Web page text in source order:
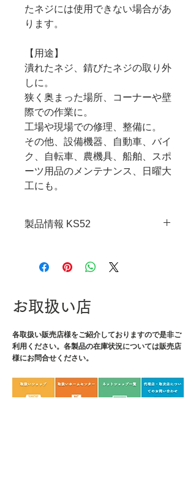
たネジには使用できない場合があ
ります。
【用途】
潰れたネジ、錆びたネジの取り外
しに。
狭く奥まった場所、コーナーや壁
際での作業に。
工場や現場での修理、整備に。
その他、設備機器、自動車、バイ
ク、自転車、農機具、船舶、スポ
ーツ用品のメンテナンス、日曜大
工にも。
製品情報 KS52
・セット点数：24
ミドルセット、DZ-70/GTドライ
ント、DR-29/Miniネジキャッ
チ、DR-95/マグバンド、PZ-61/
ネジザウルスZ Plus、PH-55G/鉄
腕ハサミGT、SL-96/LEDフラッ
シュライト、専用ハードケース
お取扱い店
各取扱い販売店様をご紹介しておりますので是非ご
利用ください。各製品の在庫状況については販売店
様にお問合せください。